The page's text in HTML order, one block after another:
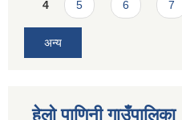
अन्य